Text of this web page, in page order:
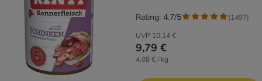
UVP 10,14 €
9,79 €
4,08 € / kg
Rating: 4.7/5 (1497)